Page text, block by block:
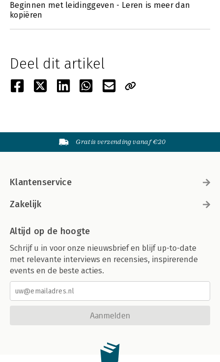
Beginnen met leidinggeven - Leren is meer dan
kopiëren
Deel dit artikel
Gratis verzending vanaf €20
Klantenservice
Zakelijk
Altijd op de hoogte
Schrijf u in voor onze nieuwsbrief en blijf up-to-date
met relevante interviews en recensies, inspirerende
events en de beste acties.
Aanmelden